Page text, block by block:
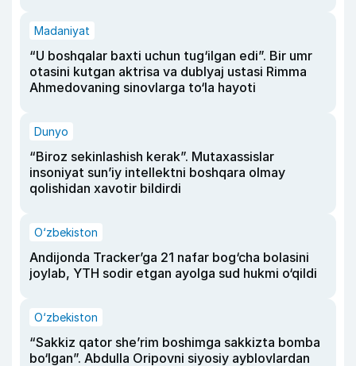
Madaniyat
“U boshqalar baxti uchun tug‘ilgan edi”. Bir umr
otasini kutgan aktrisa va dublyaj ustasi Rimma
Ahmedovaning sinovlarga to‘la hayoti
Dunyo
“Biroz sekinlashish kerak”. Mutaxassislar
insoniyat sun’iy intellektni boshqara olmay
qolishidan xavotir bildirdi
O‘zbekiston
Andijonda Tracker’ga 21 nafar bog‘cha bolasini
joylab, YTH sodir etgan ayolga sud hukmi o‘qildi
O‘zbekiston
“Sakkiz qator she’rim boshimga sakkizta bomba
bo‘lgan”. Abdulla Oripovni siyosiy ayblovlardan